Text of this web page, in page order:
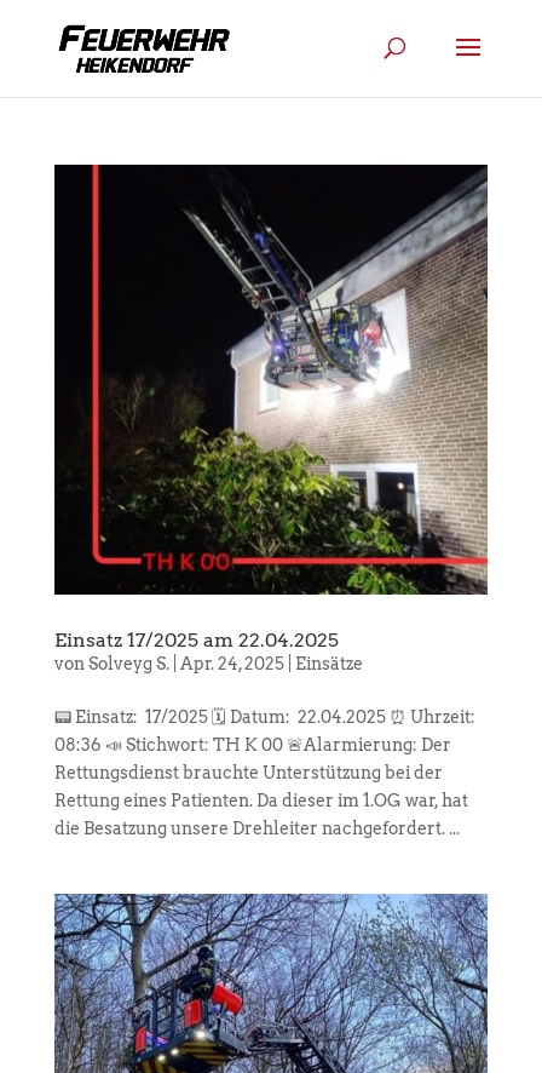
Einsatz 17/2025 am 22.04.2025
von Solveyg S.| Apr. 24, 2025| Einsätze
📟 Einsatz: 17/2025 🗓️ Datum: 22.04.2025 ⏰ Uhrzeit:
08:36 📣 Stichwort: TH K 00 🚨Alarmierung: Der
Rettungsdienst brauchte Unterstützung bei der
Rettung eines Patienten. Da dieser im 1.OG war, hat
die Besatzung unsere Drehleiter nachgefordert. ...